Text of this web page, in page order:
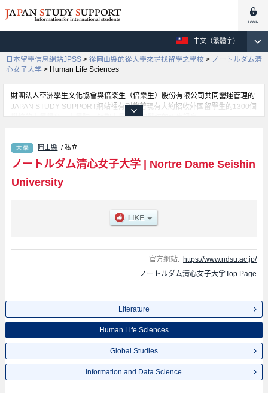
中文（繁體字）
日本留學信息網站JPSS > 從岡山縣的從大學來尋找留學之學校 > ノートルダム清
心女子大学 > Human Life Sciences
財團法人亞洲學生文化協會與倍楽生（倍樂生）股份有限公司共同營運管理的
JAPAN STUDY SUPPORT網站裡有刊載著現有大約招收外國留學生的1300個
學校的大學學部、大學院、短期大學、專門學校的招生訊息。
Science學部等各別學部的不同訊息，以及招收名額、合格人數等考試資訊、
設施介紹、聯絡方式等對外國留學生是必要之訊息都刊載於此，請務必查閱及
岡山縣 / 私立
ノートルダム清心女子大学| Nortre Dame Seishin
University
官方網站: https://www.ndsu.ac.jp/
ノートルダム清心女子大学Top Page
Literature
Human Life Sciences
Global Studies
Information and Data Science